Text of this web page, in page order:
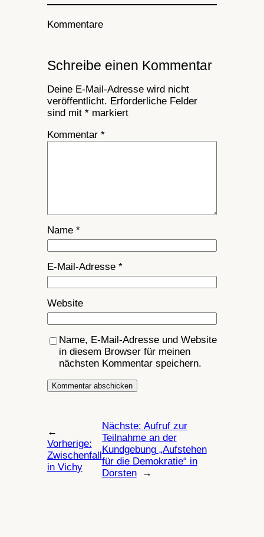
Kommentare
Schreibe einen Kommentar
Deine E-Mail-Adresse wird nicht
veröffentlicht. Erforderliche Felder
sind mit *markiert
Kommentar *
Name *
E-Mail-Adresse *
Website
Name, E-Mail-Adresse und Website
in diesem Browser für meinen
nächsten Kommentar speichern.
←
Vorherige:
Zwischenfall
in Vichy
Nächste: Aufruf zur
Teilnahme an der
Kundgebung „Aufstehen
für die Demokratie“ in
Dorsten
→